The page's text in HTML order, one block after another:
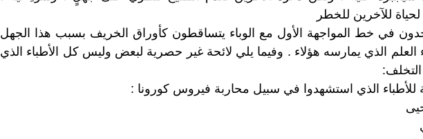
للآخرين للخطر
في خط المواجهة الأول مع الوباء يتساقطون كأوراق الخريف بسبب هذا الجهل
العلم الذي يمارسه هؤلاء . وفيما يلي لائحة غير حصرية لبعض وليس كل الأطباء الذي
للأطباء الذي استشهدوا في سبيل محاربة فيروس كورونا :